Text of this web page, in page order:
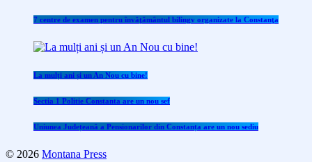
7 centre de examen pentru învăţământul bilingv organizate la Constanţa
La mulți ani și un An Nou cu bine!
Sectia 1 Politie Constanta are un nou sef
Uniunea Județeană a Pensionarilor din Constanța are un nou sediu
© 2026 Montana Press